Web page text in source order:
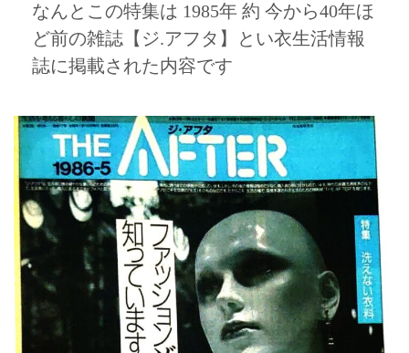
なんとこの特集は 1985年 約 今から40年ほ
ど前の雑誌【ジ.アフタ】とい衣生活情報
誌に掲載された内容です